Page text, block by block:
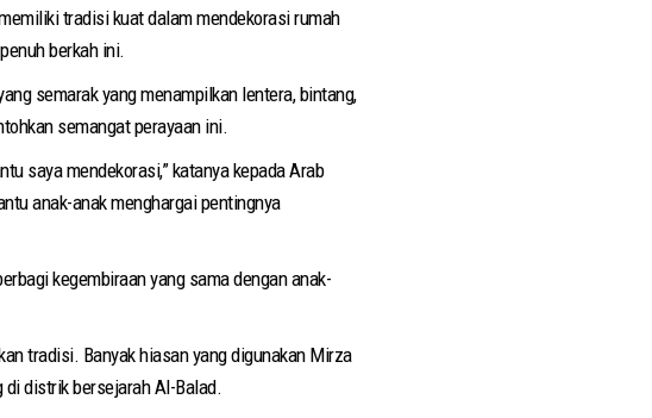
tradisi kuat dalam mendekorasi rumah
berkah ini.
semarak yang menampilkan lentera, bintang,
semangat perayaan ini.
saya mendekorasi,” katanya kepada Arab
anak-anak menghargai pentingnya
kegembiraan yang sama dengan anak-
tradisi. Banyak hiasan yang digunakan Mirza
di distrik bersejarah Al-Balad.